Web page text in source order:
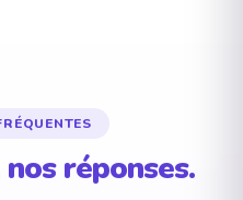
nos réponses.